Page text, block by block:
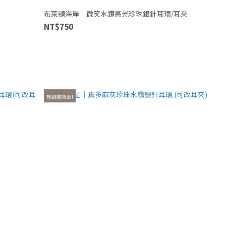
布萊頓海岸｜微笑水鑽亮光珍珠銀針耳環/耳夾
NT$750
熱銷補貨到!